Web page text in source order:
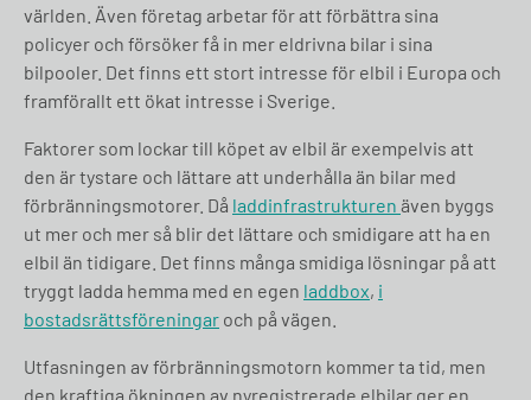
världen. Även företag arbetar för att förbättra sina
policyer och försöker få in mer eldrivna bilar i sina
bilpooler. Det finns ett stort intresse för elbil i Europa och
framförallt ett ökat intresse i Sverige.
Faktorer som lockar till köpet av elbil är exempelvis att
den är tystare och lättare att underhålla än bilar med
förbränningsmotorer. Då laddinfrastrukturen även byggs
ut mer och mer så blir det lättare och smidigare att ha en
elbil än tidigare. Det finns många smidiga lösningar på att
tryggt ladda hemma med en egen laddbox, i
bostadsrättsföreningar och på vägen.
Utfasningen av förbränningsmotorn kommer ta tid, men
den kraftiga ökningen av nyregistrerade elbilar ger en